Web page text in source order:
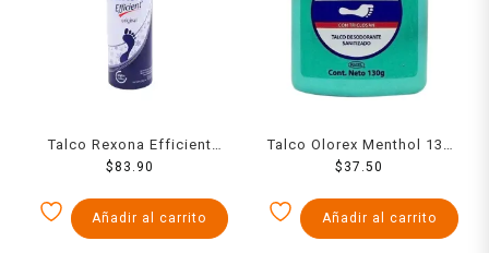
Talco Rexona Efficient
Spray 153 Ml
$ 83.90
Añadir al carrito
Talco Olorex Menthol 130
Grs
$ 37.50
Añadir al carrito